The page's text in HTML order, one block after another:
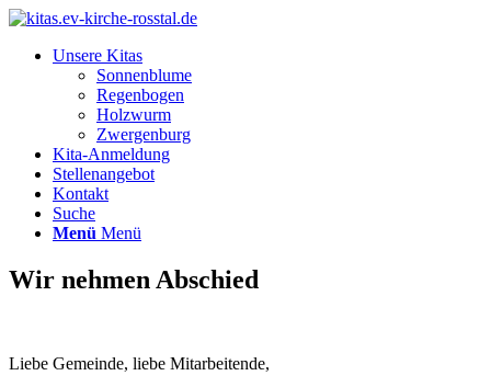
Unsere Kitas
Sonnenblume
Regenbogen
Holzwurm
Zwergenburg
Kita-Anmeldung
Stellenangebot
Kontakt
Suche
Menü Menü
Wir nehmen Abschied
Liebe Gemeinde, liebe Mitarbeitende,